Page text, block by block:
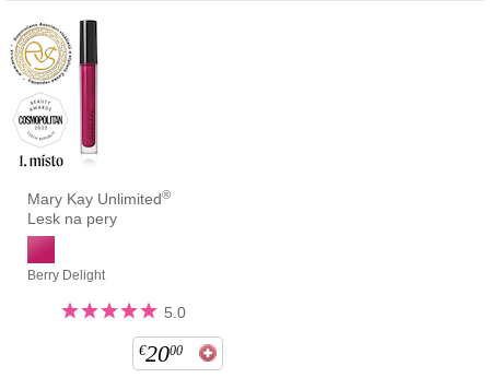
Mary Kay Unlimited®
Lesk na pery
Berry Delight
5.0
€2000